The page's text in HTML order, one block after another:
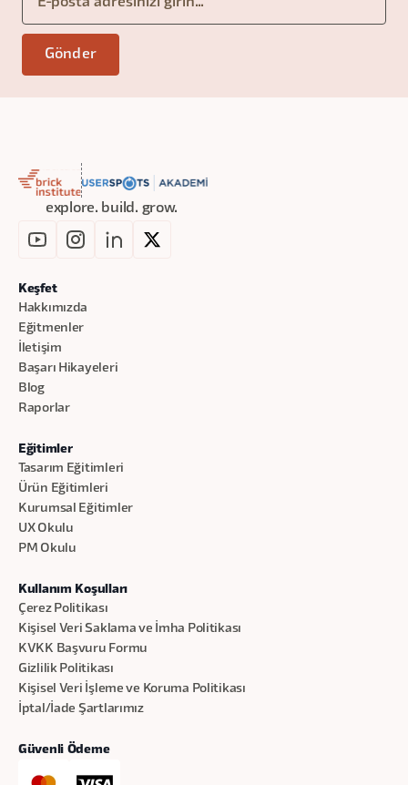
explore. build. grow.
Keşfet
Hakkımızda
Eğitmenler
İletişim
Başarı Hikayeleri
Blog
Raporlar
Eğitimler
Tasarım Eğitimleri
Ürün Eğitimleri
Kurumsal Eğitimler
UX Okulu
PM Okulu
Kullanım Koşulları
Çerez Politikası
Kişisel Veri Saklama ve İmha Politikası
KVKK Başvuru Formu
Gizlilik Politikası
Kişisel Veri İşleme ve Koruma Politikası
İptal/İade Şartlarımız
Güvenli Ödeme